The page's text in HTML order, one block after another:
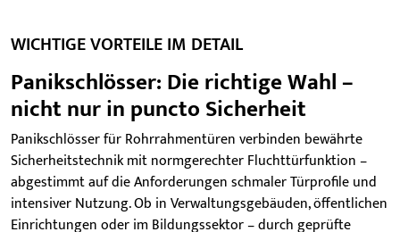
WICHTIGE VORTEILE IM DETAIL
Panikschlösser: Die richtige Wahl –
nicht nur in puncto Sicherheit
Panikschlösser für Rohrrahmentüren verbinden bewährte
Sicherheitstechnik mit normgerechter Fluchttürfunktion –
abgestimmt auf die Anforderungen schmaler Türprofile und
intensiver Nutzung. Ob in Verwaltungsgebäuden, öffentlichen
Einrichtungen oder im Bildungssektor – durch geprüfte